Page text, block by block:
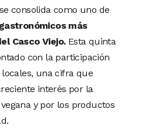
consolida como uno de
más
Casco Viejo.Esta quinta
con la participación
una cifra que
interés por la
y por los productos